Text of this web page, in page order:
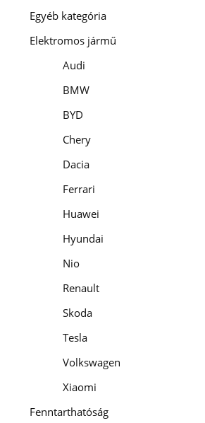
Egyéb kategória
Elektromos jármű
Audi
BMW
BYD
Chery
Dacia
Ferrari
Huawei
Hyundai
Nio
Renault
Skoda
Tesla
Volkswagen
Xiaomi
Fenntarthatóság